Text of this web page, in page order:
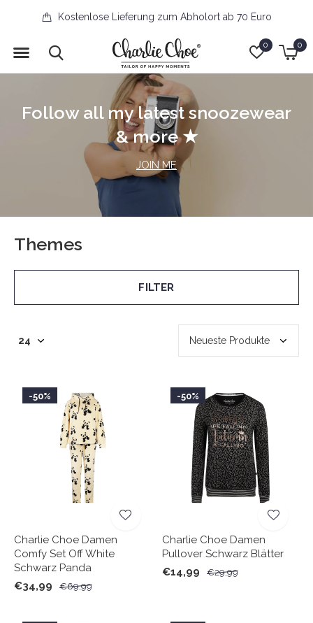
0 0
Kostenlose Lieferung zum Abholort ab 70 Euro
Follow all my latest snoozewear
& more ★
JOIN ME
Themes
FILTER
-50%
Charlie Choe Damen
Comfy Set Off White
Schwarz Panda
€34,99
€69,99
-50%
Charlie Choe Damen
Pullover Schwarz Blätter
€14,99
€29,99